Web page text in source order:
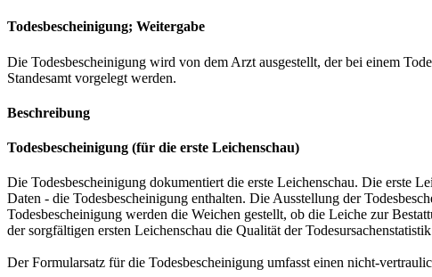
Todesbescheinigung; Weitergabe
Die Todesbescheinigung wird von dem Arzt ausgestellt, der bei einem
Standesamt vorgelegt werden.
Beschreibung
Todesbescheinigung (für die erste Leichenschau)
Die Todesbescheinigung dokumentiert die erste Leichenschau. Die erste
Daten - die Todesbescheinigung enthalten. Die Ausstellung der
Todesbescheinigung werden die Weichen gestellt, ob die Leiche zur
der sorgfältigen ersten Leichenschau die Qualität der
Der Formularsatz für die Todesbescheinigung umfasst einen nicht-